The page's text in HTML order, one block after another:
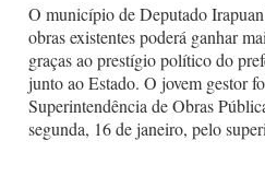
O município de Deputado
obras existentes poderá ganhar
graças ao prestígio político do
junto ao Estado. O jovem gestor
Superintendência de Obras
segunda, 16 de janeiro, pelo